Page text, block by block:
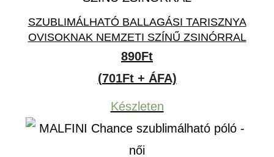
SZUBLIMÁLHATÓ BALLAGÁSI TARISZNYA
OVISOKNAK NEMZETI SZÍNŰ ZSINÓRRAL
890Ft
(701Ft + ÁFA)
Készleten